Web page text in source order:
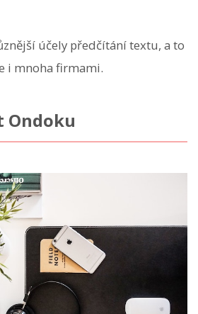
účely předčítání textu, a to
i mnoha firmami.
Ondoku